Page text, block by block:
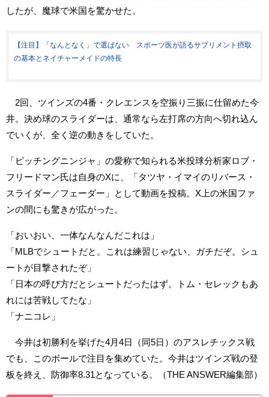
したが、魔球で米国を驚かせた。
【注目】「なんとなく」で選ばない スポーツ医が語るサプリメント摂取
の基本とネイチャーメイドの特長
2回、ツインズの4番・クレエンスを空振り三振に仕留めた今
井。決め球のスライダーは、通常なら左打席の方向へ切れ込ん
でいくが、全く逆の動きをしていた。
「ピッチングニンジャ」の愛称で知られる米投球分析家ロブ・
フリードマン氏は自身のXに、「タツヤ・イマイのリバース・
スライダー／フェーダー」として動画を投稿。X上の米国ファ
ンの間にも驚きが広がった。
「おいおい、一体なんなんだこれは」
「MLBでシュートだと。これは練習じゃない、ガチだぞ。シュ
ートが目撃されたぞ」
「日本の呼び方だとシュートだったはず。トム・セレックもあ
れには苦戦してたな」
「ナニコレ」
今井は初勝利を挙げた4月4日（同5日）のアスレチックス戦
でも、このボールで注目を集めていた。今井はツインズ戦の登
板を終え、防御率8.31となっている。（THE ANSWER編集部）